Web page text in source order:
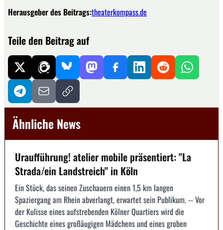
Herausgeber des Beitrags:theaterkompass.de
Teile den Beitrag auf
Ähnliche News
Uraufführung! atelier mobile präsentiert: "La
Strada/ein Landstreich" in Köln
Ein Stück, das seinen Zuschauern einen 1,5 km langen
Spaziergang am Rhein abverlangt, erwartet sein Publikum. -- Vor
der Kulisse eines aufstrebenden Kölner Quartiers wird die
Geschichte eines großäugigen Mädchens und eines groben